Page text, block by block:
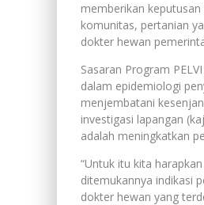
memberikan
komunitas, pertanian
dokter hewan
Sasaran Program
dalam epidemiologi
menjembatani
investigasi lapangan
adalah meningkatkan
“Untuk itu kita
ditemukannya indikasi
dokter hewan yang